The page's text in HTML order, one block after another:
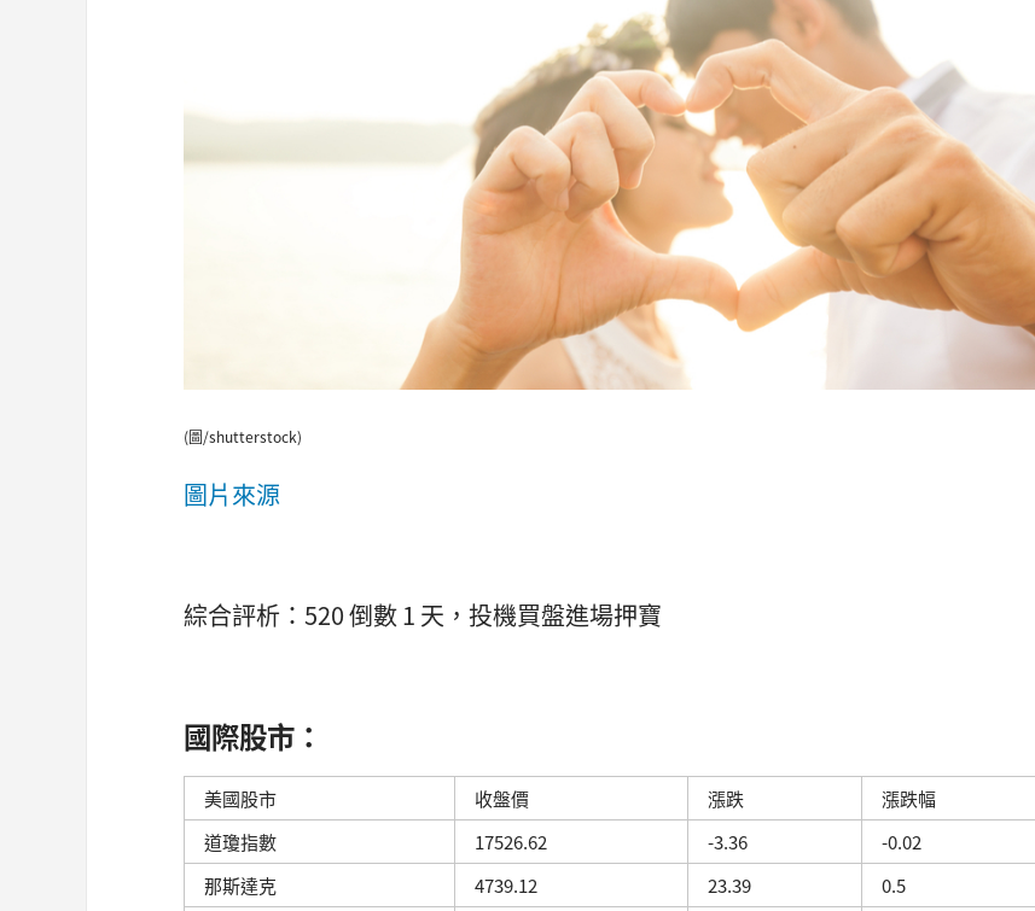
(圖/shutterstock)
圖片來源
綜合評析：520 倒數 1 天，投機買盤進場押寶
國際股市：
美國股市 收盤價 漲跌
漲跌幅
道瓊指數
17526.62 -3.36
-0.02
那斯達克
4739.12 23.39
0.5